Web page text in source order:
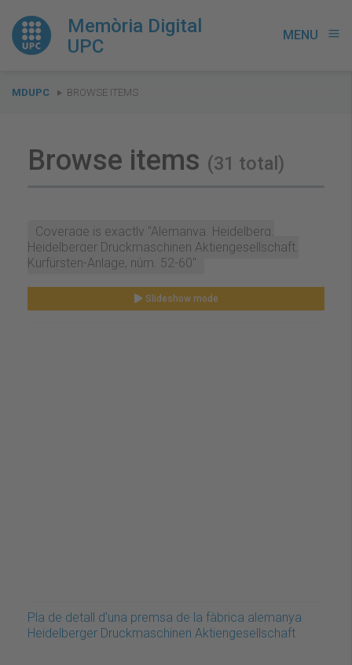
Memòria Digital
UPC
MENU menu
You
MDUPC BROWSE ITEMS
Browse items (31 total)
Coverage is exactly "Alemanya. Heidelberg.
Heidelberger Druckmaschinen Aktiengesellschaft.
Kurfürsten-Anlage, núm. 52-60"
Slideshow mode
Pla de detall d'una premsa de la fàbrica alemanya
Heidelberger Druckmaschinen Aktiengesellschaft